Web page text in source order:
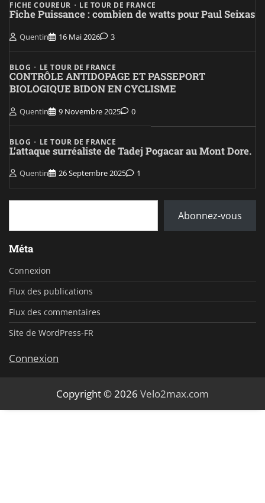
FICHE COUREUR LE TOUR DE FRANCE
Fiche Puissance : combien de watts pour Paul Seixas
Quentin 16 Mai 2026 3
BLOG LE TOUR DE FRANCE
CONTRÔLE ANTIDOPAGE ET PASSEPORT
BIOLOGIQUE BIDON EN CYCLISME
Quentin 9 Novembre 2025 0
BLOG LE TOUR DE FRANCE
L’attaque surréaliste de Tadej Pogacar au Mont Dore.
Quentin 26 Septembre 2025 1
Saisissez votre adresse e-mail…
Abonnez-vous
Méta
Connexion
Flux des publications
Flux des commentaires
Site de WordPress-FR
Connexion
Copyright © 2026 Velo2max.com